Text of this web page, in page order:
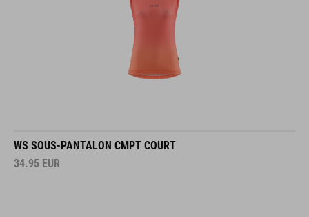
WS SOUS-PANTALON CMPT COURT
34.95 EUR